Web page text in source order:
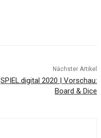
Nächster Artikel
SPIEL.digital 2020 | Vorschau:
Board & Dice